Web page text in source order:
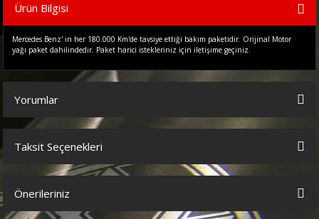
Ürün Bilgisi
Mercedes Benz' in her 180.000 Km'de tavsiye ettiği bakım paketidir. Orijinal Motor
yağı paket dahilindedir. Paket harici istekleriniz için iletişime geçiniz.
Yorumlar
Bu ürüne ilk yorumu siz yapın!
Taksit Seçenekleri
Önerileriniz